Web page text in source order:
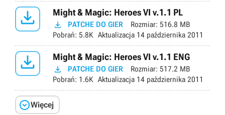
 Might & Magic: Heroes VI v.1.1 PL
 PATCHE DO GIER Rozmiar: 516.8 MB
Pobrań: 5.8K Aktualizacja 14 października 2011
 Might & Magic: Heroes VI v.1.1 ENG
 PATCHE DO GIER Rozmiar: 517.2 MB
Pobrań: 1.6K Aktualizacja 14 października 2011
Więcej